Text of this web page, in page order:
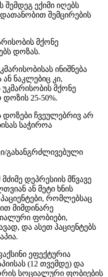
ექიმი იღებს
შემცირების
მქონე
დოზას.
ინიშნება
ნაკლებიც კი,
მქონე
დოზის 25-50%.
დოზები ჩვეულებრივ არ
საჭიროა
გახანგრძლივებული
დეპრესიის მწვავე
ან მეტი ხნის
რომლებსაც
მიმდინარე
ფობიები,
და ასეთ პაციენტებს
ეფექტურია
(12 თვემდე) და
სოციალური ფობიების